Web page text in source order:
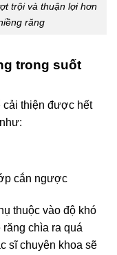
trội và thuận lợi hơn
răng
trong suốt
cải thiện được hết
cắn ngược
thuộc vào độ khó
chìa ra quá
sĩ chuyên khoa sẽ